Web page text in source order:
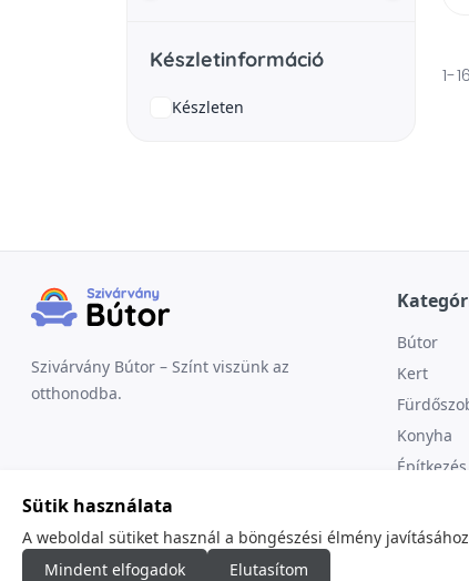
Készletinformáció
Készleten
1-
Szivárvány Bútor – Színt viszünk az
otthonodba.
Bútor
Kert
Konyha
Építkezés
Sütik használata
A weboldal sütiket használ a böngészési élmény
Mindent elfogadok
Elutasítom